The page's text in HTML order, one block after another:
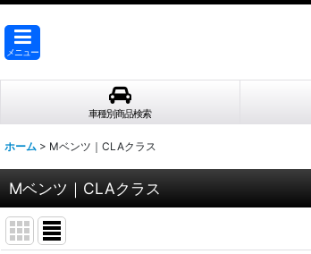
メニュー
車種別商品検索
ホーム > Mベンツ｜CLAクラス
Mベンツ｜CLAクラス